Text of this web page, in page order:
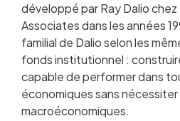
développé par Ray Dalio
Associates dans les années
familial de Dalio selon les
fonds institutionnel :
capable de performer dans
économiques sans
macroéconomiques.